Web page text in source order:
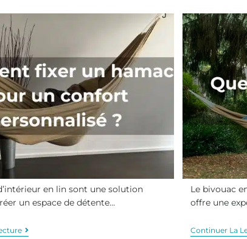
en lin sont une solution
un espace de détente…
Le bivouac
offre une
Continuer La